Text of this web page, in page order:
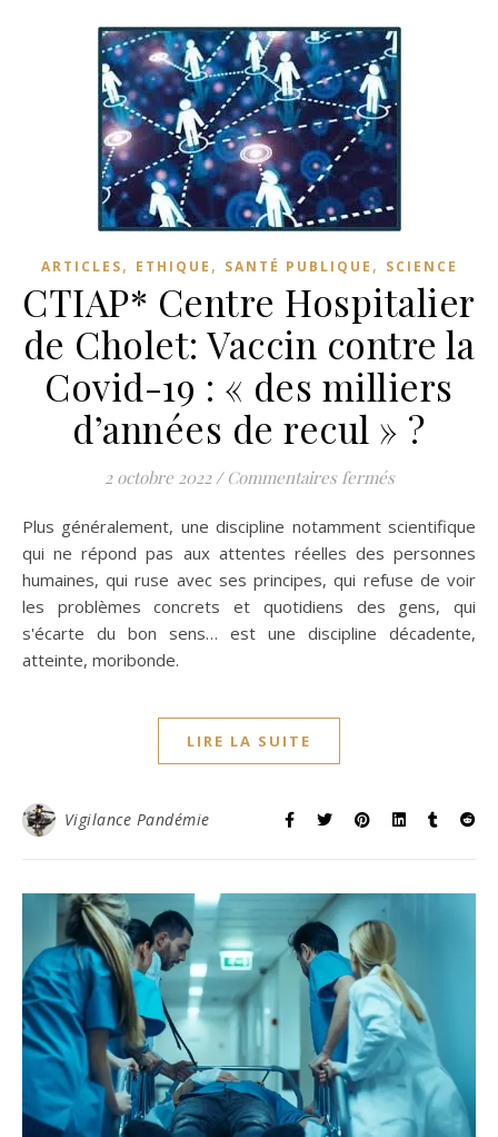
ARTICLES, ETHIQUE , SANTÉ PUBLIQUE , SCIENCE
CTIAP* Centre Hospitalier
de Cholet: Vaccin contre la
Covid-19 : « des milliers
d’années de recul » ?
2 octobre 2022 / Commentaires ferméssur CTIAP*
Plus généralement, une discipline notamment scientifique
qui ne répond pas aux attentes réelles des personnes
humaines, qui ruse avec ses principes, qui refuse de voir
les problèmes concrets et quotidiens des gens, qui
s'écarte du bon sens… est une discipline décadente,
atteinte, moribonde.
LIRE LA SUITE
Vigilance Pandémie